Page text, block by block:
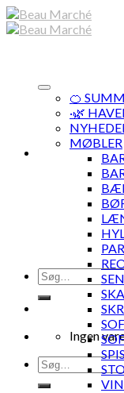
Skip
to
Søg
efter:
Ingen
Søg
efter:
🍊
·🌿
MØBLER